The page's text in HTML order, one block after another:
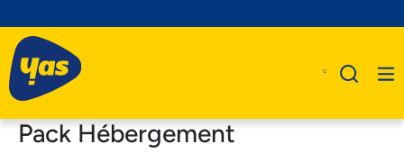
Pack Hébergement